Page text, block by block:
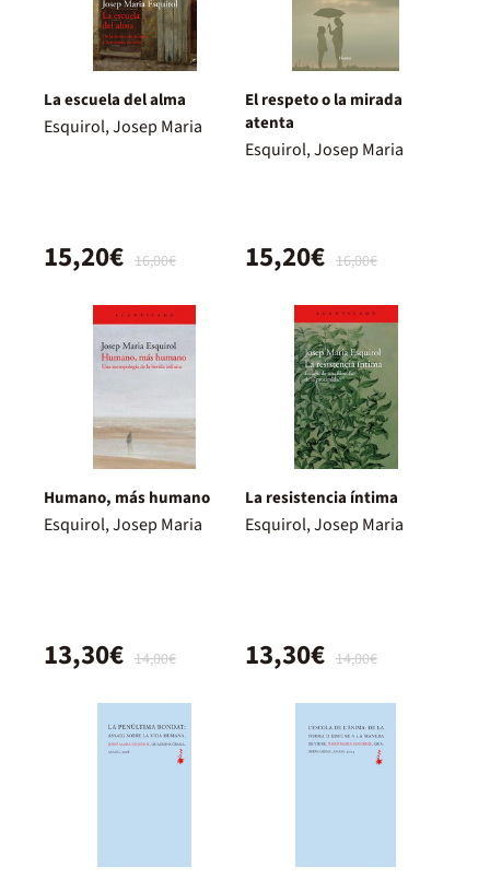
La escuela del alma
Esquirol, Josep Maria
16,00€
15,20€
El respeto o la mirada
atenta
Esquirol, Josep Maria
16,00€
15,20€
Humano, más humano
Esquirol, Josep Maria
14,00€
13,30€
La resistencia íntima
Esquirol, Josep Maria
14,00€
13,30€